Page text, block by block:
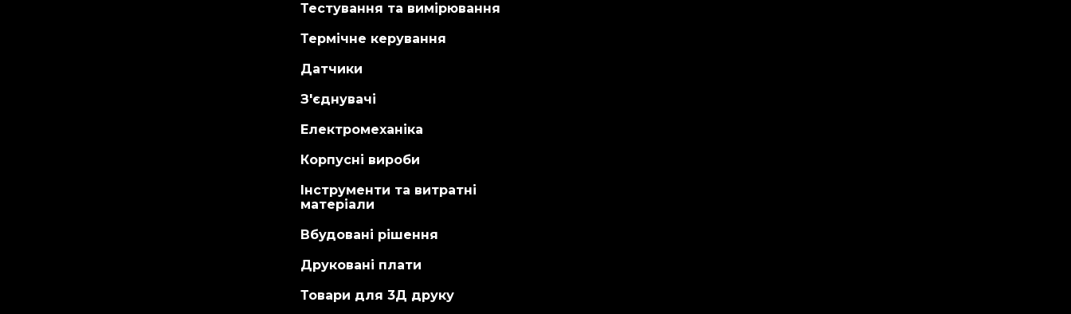
Тестування та вимірювання
Термічне керування
Датчики
З'єднувачі
Електромеханіка
Корпусні вироби
Інструменти та витратні
матеріали
Вбудовані рішення
Друковані плати
Товари для 3Д друку